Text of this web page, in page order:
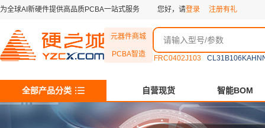
为全球AI新硬件提供高品质PCBA一站式服务 您好，请登录 注册有礼
元器件商城
PCBA智造 FRC0402J103
全部产品分类 自营现货 智能BOM